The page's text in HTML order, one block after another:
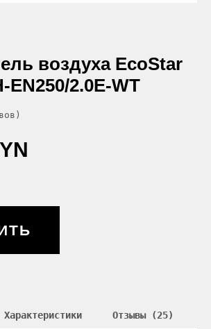
воздуха EcoStar
EN250/2.0E-WT
Характеристики Отзывы (25)